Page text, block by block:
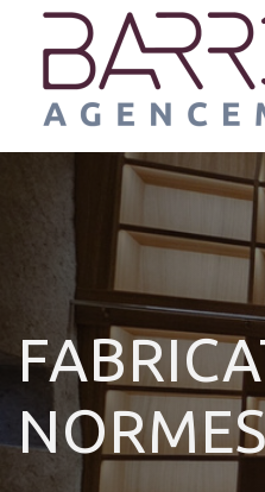
Panneau de gestion des